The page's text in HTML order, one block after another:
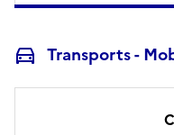
Transports -